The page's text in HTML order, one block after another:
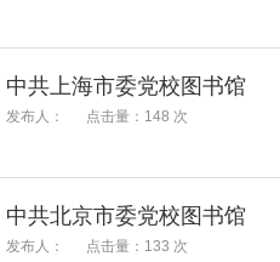
中共上海市委党校图书馆
发布人： 点击量：148 次
中共北京市委党校图书馆
发布人： 点击量：133 次